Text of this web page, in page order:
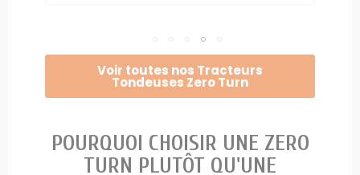
Voir toutes nos Tracteurs
Tondeuses Zero Turn
POURQUOI CHOISIR UNE ZERO
TURN PLUTÔT QU'UNE